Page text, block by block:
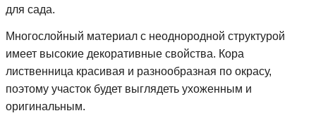
для сада.
Многослойный материал с неоднородной структурой
имеет высокие декоративные свойства. Кора
лиственница красивая и разнообразная по окрасу,
поэтому участок будет выглядеть ухоженным и
оригинальным.